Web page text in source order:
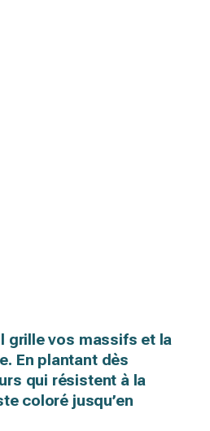
grille vos massifs et la
En plantant dès
qui résistent à la
coloré jusqu’en